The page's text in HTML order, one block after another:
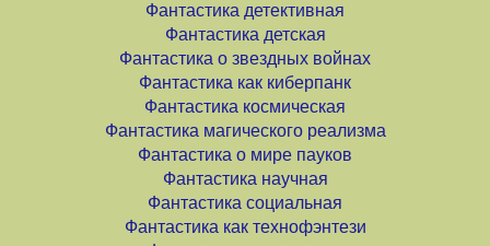
Фантастика детективная
Фантастика детская
Фантастика о звездных войнах
Фантастика как киберпанк
Фантастика космическая
Фантастика магического реализма
Фантастика о мире пауков
Фантастика научная
Фантастика социальная
Фантастика как технофэнтези